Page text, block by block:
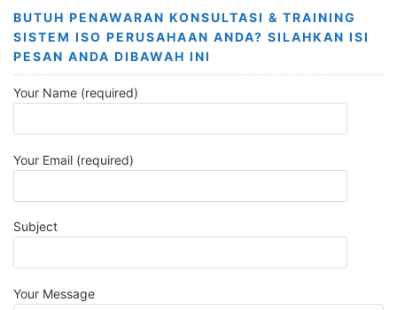
BUTUH PENAWARAN KONSULTASI & TRAINING
SISTEM ISO PERUSAHAAN ANDA? SILAHKAN ISI
PESAN ANDA DIBAWAH INI
Your Name (required)
Your Email (required)
Subject
Your Message